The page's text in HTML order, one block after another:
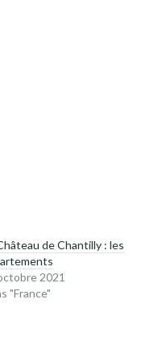
de Chantilly : les
2021
"France"